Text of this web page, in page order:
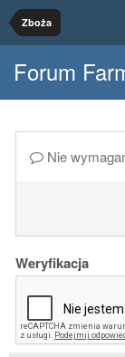
Zboża
Forum
Nie
Weryfikacja